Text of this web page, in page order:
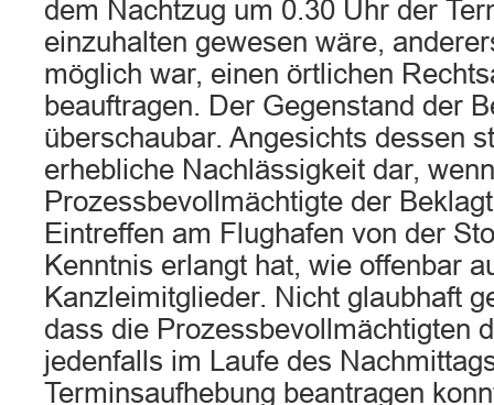
dem Nachtzug um 0.30 Uhr der
einzuhalten gewesen wäre,
möglich war, einen örtlichen
beauftragen. Der Gegenstand der
überschaubar. Angesichts dessen
erhebliche Nachlässigkeit dar,
Prozessbevollmächtigte der
Eintreffen am Flughafen von der
Kenntnis erlangt hat, wie offenbar
Kanzleimitglieder. Nicht glaubhaft
dass die Prozessbevollmächtigten
jedenfalls im Laufe des
Terminsaufhebung beantragen